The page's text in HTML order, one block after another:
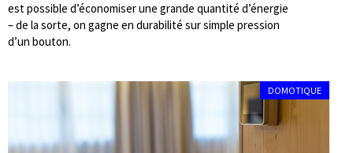
est possible d’économiser une grande quantité d’énergie
– de la sorte, on gagne en durabilité sur simple pression
d’un bouton.
DOMOTIQUE